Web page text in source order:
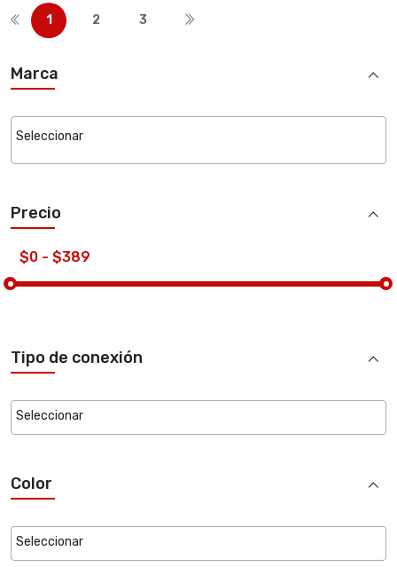
Marca
Precio
Tipo de conexión
Color
1 2 3